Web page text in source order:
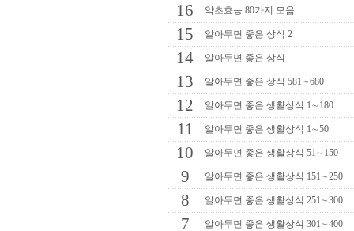
16 약초효능 80가지 모음
15 알아두면 좋은 상식 2
14 알아두면 좋은 상식
13 알아두면 좋은 상식 581∼680
12 알아두면 좋은 생활상식 1∼180
11 알아두면 좋은 생활상식 1∼50
10 알아두면 좋은 생활상식 51∼150
9 알아두면 좋은 생활상식 151∼250
8 알아두면 좋은 생활상식 251∼300
7 알아두면 좋은 생활상식 301∼400